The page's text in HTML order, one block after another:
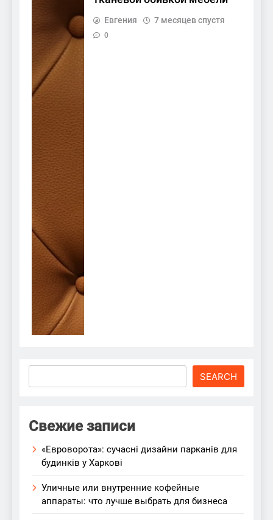
Евгения 7 месяцев спустя
0
SEARCH
Свежие записи
«Евроворота»: сучасні дизайни парканів для
будинків у Харкові
Уличные или внутренние кофейные
аппараты: что лучше выбрать для бизнеса